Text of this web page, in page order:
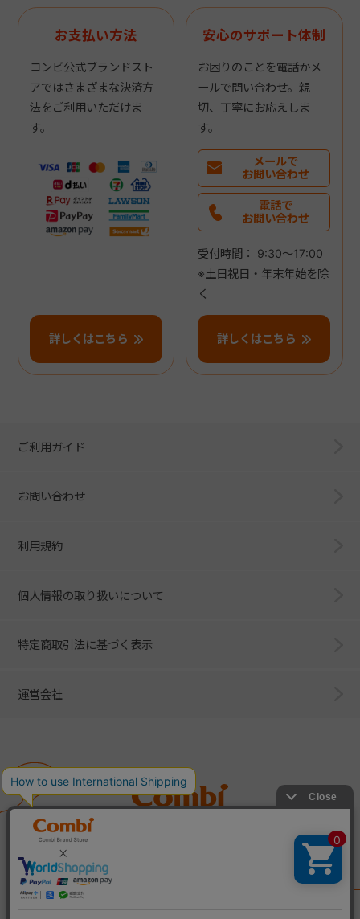
お支払い方法
コンビ公式ブランドスト
アではさまざまな決済方
法をご利用いただけま
す。
詳しくはこちら
安心のサポート体制
お困りのことを電話かメ
ールで問い合わせ。親
切、丁寧にお応えしま
す。
メールで
お問い合わせ
電話で
お問い合わせ
受付時間： 9:30～17:00
※土日祝日・年末年始を除
く
詳しくはこちら
ご利用ガイド
お問い合わせ
利用規約
個人情報の取り扱いについて
特定商取引法に基づく表示
運営会社